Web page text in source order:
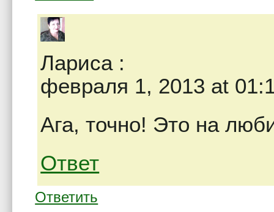
Лариса:
февраля 1, 2013 at
Ага, точно! Это на
Ответ
Ответить